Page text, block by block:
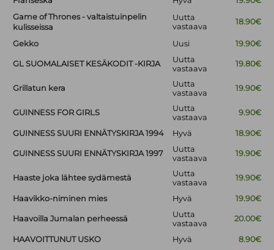
Game of Thrones - valtaistuinpelin
kulisseissa
Uutta
vastaava
18.90€
Gekko Uusi 19.90€
GL SUOMALAISET KESÄKODIT -KIRJA
Uutta
vastaava
19.80€
Grillatun kera
Uutta
vastaava
19.90€
GUINNESS FOR GIRLS
Uutta
vastaava
9.90€
GUINNESS SUURI ENNÄTYSKIRJA 1994 Hyvä 18.90€
GUINNESS SUURI ENNÄTYSKIRJA 1997
Uutta
vastaava
19.90€
Haaste joka lähtee sydämestä
Uutta
vastaava
19.90€
Haavikko-niminen mies Hyvä 19.90€
Haavoilla Jumalan perheessä
Uutta
vastaava
20.00€
HAAVOITTUNUT USKO Hyvä 8.90€